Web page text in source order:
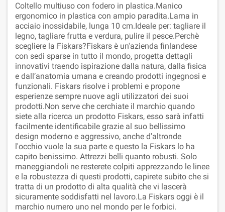
Coltello multiuso con fodero in plastica.Manico
ergonomico in plastica con ampio paradita.Lama in
acciaio inossidabile, lunga 10 cm.Ideale per: tagliare il
legno, tagliare frutta e verdura, pulire il pesce.Perchè
scegliere la Fiskars?Fiskars è un'azienda finlandese
con sedi sparse in tutto il mondo, progetta dettagli
innovativi traendo ispirazione dalla natura, dalla fisica
e dall’anatomia umana e creando prodotti ingegnosi e
funzionali. Fiskars risolve i problemi e propone
esperienze sempre nuove agli utilizzatori dei suoi
prodotti.Non serve che cerchiate il marchio quando
siete alla ricerca un prodotto Fiskars, esso sarà infatti
facilmente identificabile grazie al suo bellissimo
design moderno e aggressivo, anche d'altronde
l'occhio vuole la sua parte e questo la Fiskars lo ha
capito benissimo. Attrezzi belli quanto robusti. Solo
maneggiandoli ne resterete colpiti apprezzando le linee
e la robustezza di questi prodotti, capirete subito che si
tratta di un prodotto di alta qualità che vi lascerà
sicuramente soddisfatti nel lavoro.La Fiskars oggi è il
marchio numero uno nel mondo per le forbici.